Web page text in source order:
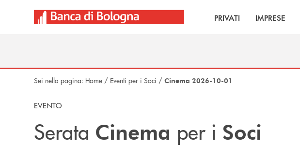
PRIVATI IMPRESE
Sei nella pagina: Home / Eventi per i Soci / Cinema 2026-10-01
EVENTO
Serata Cinema per i Soci